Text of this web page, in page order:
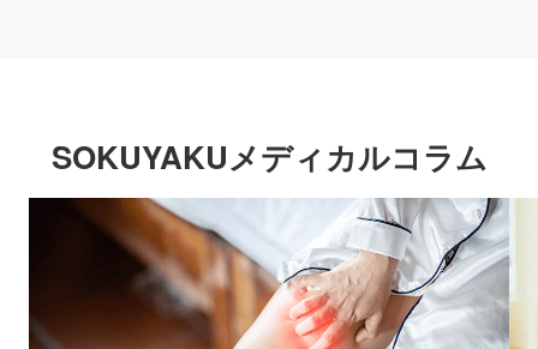
SOKUYAKUメディカルコラム